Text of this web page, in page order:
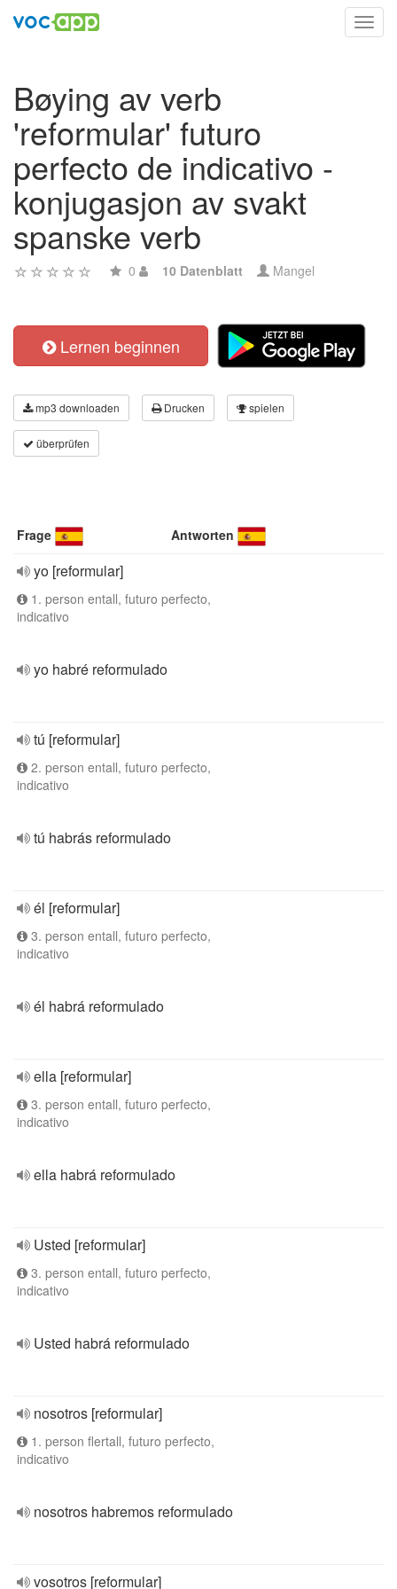
Bøying av verb
'reformular' futuro
perfecto de indicativo -
konjugasjon av svakt
spanske verb
0 10 Datenblatt Mangel
Lernen beginnen
mp3 downloaden Drucken spielen
überprüfen
Frage Antworten
yo [reformular]
1. person entall, futuro perfecto,
indicativo
yo habré reformulado
tú [reformular]
2. person entall, futuro perfecto,
indicativo
tú habrás reformulado
él [reformular]
3. person entall, futuro perfecto,
indicativo
él habrá reformulado
ella [reformular]
3. person entall, futuro perfecto,
indicativo
ella habrá reformulado
Usted [reformular]
3. person entall, futuro perfecto,
indicativo
Usted habrá reformulado
nosotros [reformular]
1. person flertall, futuro perfecto,
indicativo
nosotros habremos reformulado
vosotros [reformular]